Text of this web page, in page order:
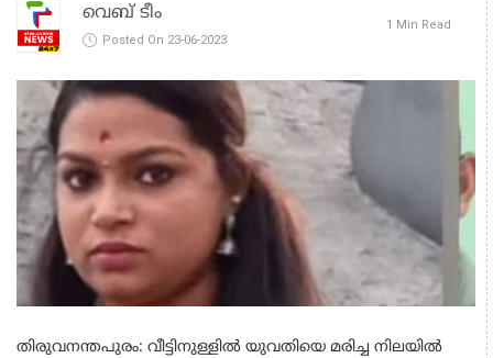
വെബ് ടീം
Posted On 23-06-2023
1 Min Read
തിരുവനന്തപുരം: വീട്ടിനുള്ളില്‍ യുവതിയെ മരിച്ച നിലയില്‍